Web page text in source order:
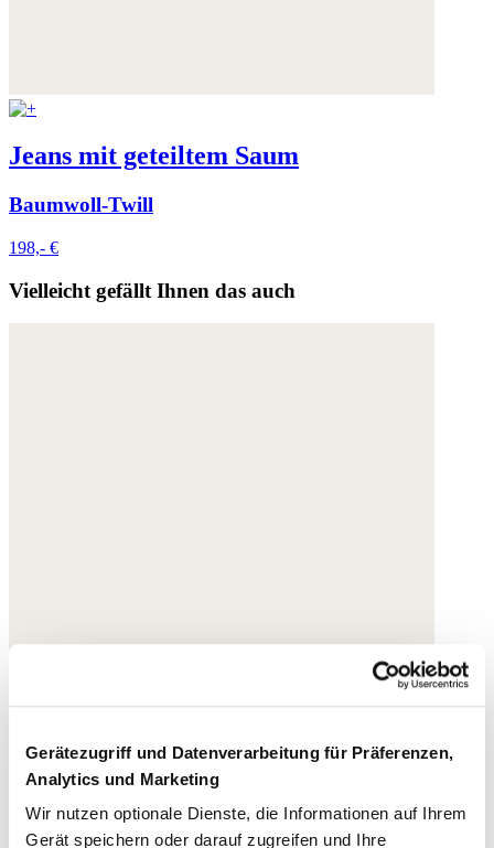
Gerätezugriff und Datenverarbeitung für Präferenzen,
Analytics und Marketing
Wir nutzen optionale Dienste, die Informationen auf Ihrem
Gerät speichern oder darauf zugreifen und Ihre
Jeans mit geteiltem Saum
Baumwoll-Twill
198,- €
Vielleicht gefällt Ihnen das auch